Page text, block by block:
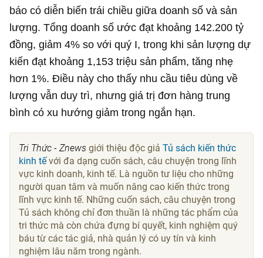
báo có diễn biến trái chiều giữa doanh số và sản
lượng. Tổng doanh số ước đạt khoảng 142.200 tỷ
đồng, giảm 4% so với quý I, trong khi sản lượng dự
kiến đạt khoảng 1,153 triệu sản phẩm, tăng nhẹ
hơn 1%. Điều này cho thấy nhu cầu tiêu dùng về
lượng vẫn duy trì, nhưng giá trị đơn hàng trung
bình có xu hướng giảm trong ngắn hạn.
Tri Thức - Znews giới thiệu độc giảTủ sách kiến thức
kinh tếvới đa dạng cuốn sách, câu chuyện trong lĩnh
vực kinh doanh, kinh tế. Là nguồn tư liệu cho những
người quan tâm và muốn nâng cao kiến thức trong
lĩnh vực kinh tế. Những cuốn sách, câu chuyện trong
Tủ sách không chỉ đơn thuần là những tác phẩm của
tri thức mà còn chứa đựng bí quyết, kinh nghiệm quý
báu từ các tác giả, nhà quản lý có uy tín và kinh
nghiệm lâu năm trong ngành.